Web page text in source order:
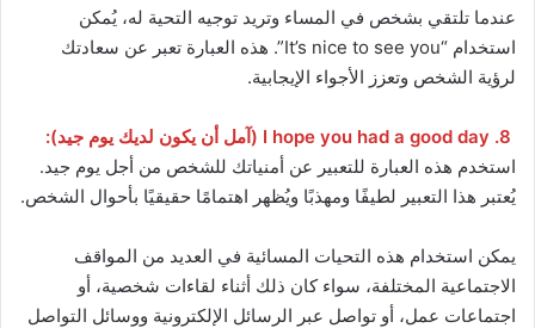
عندما تلتقي بشخص في المساء وتريد توجيه التحية له، يُمكن
استخدام “It’s nice to see you”. هذه العبارة تعبر عن سعادتك
لرؤية الشخص وتعزز الأجواء الإيجابية.
8. I hope you had a good day (آمل أن يكون لديك يوم جيد):
استخدم هذه العبارة للتعبير عن أمنياتك للشخص من أجل يوم جيد.
يُعتبر هذا التعبير لطيفًا ومهذبًا ويُظهر اهتمامًا حقيقيًا بأحوال الشخص.
يمكن استخدام هذه التحيات المسائية في العديد من المواقف
الاجتماعية المختلفة، سواء كان ذلك أثناء لقاءات شخصية، أو
اجتماعات عمل، أو تواصل عبر الرسائل الإلكترونية ووسائل التواصل